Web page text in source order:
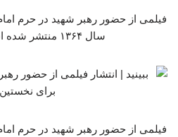
فیلمی از حضور رهبر شهید در حرم
سال ۱۳۶۴ منتشر شده است./خبرفوری
فیلمی از حضور رهبر شهید در حرم